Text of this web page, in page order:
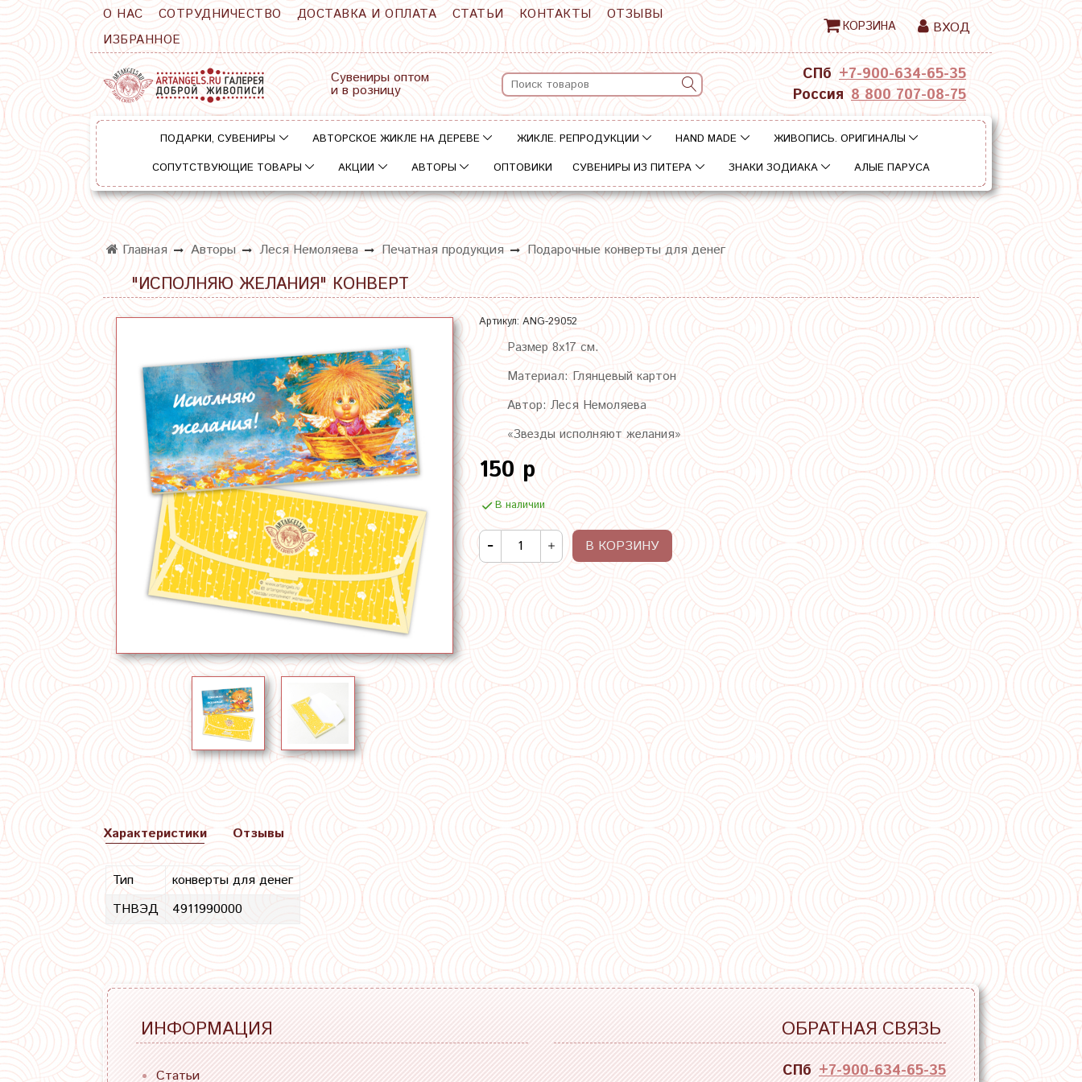
О НАС СОТРУДНИЧЕСТВО ДОСТАВКА И ОПЛАТА СТАТЬИ КОНТАКТЫ
ОТЗЫВЫ
ИЗБРАННОЕ
КОРЗИНА ВХОД
Сувениры оптом
и в розницу
СПб +7-900-634-65-35
Россия 8 800 707-08-75
ПОДАРКИ, СУВЕНИРЫ АВТОРСКОЕ ЖИКЛЕ НА ДЕРЕВЕ ЖИКЛЕ. РЕПРОДУКЦИИ HAND MADE
ЖИВОПИСЬ. ОРИГИНАЛЫ
СОПУТСТВУЮЩИЕ ТОВАРЫ
АКЦИИ АВТОРЫ ОПТОВИКИ СУВЕНИРЫ ИЗ ПИТЕРА ЗНАКИ ЗОДИАКА АЛЫЕ ПАРУСА
Главная Авторы Леся Немоляева Печатная продукция Подарочные конверты для денег
"ИСПОЛНЯЮ ЖЕЛАНИЯ" КОНВЕРТ
Артикул: ANG-29052
Размер 8х17 см.
Материал: Глянцевый картон
Автор: Леся Немоляева
«Звезды исполняют желания»
150 р
В наличии
В КОРЗИНУ
Характеристики
Тип
конверты для денег
ТНВЭД
4911990000
Отзывы
ИНФОРМАЦИЯ
Статьи
ОБРАТНАЯ СВЯЗЬ
СПб +7-900-634-65-35